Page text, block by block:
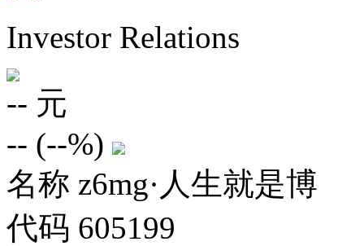
Investor Relations
-- 元
-- (--%)
名称 z6mg·人生就是博
代码 605199